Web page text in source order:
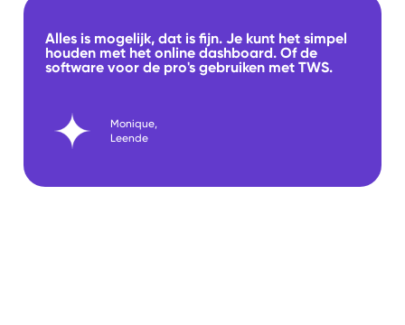
Alles is mogelijk, dat is fijn. Je kunt het simpel
houden met het online dashboard. Of de
software voor de pro's gebruiken met TWS.
Monique,
Leende